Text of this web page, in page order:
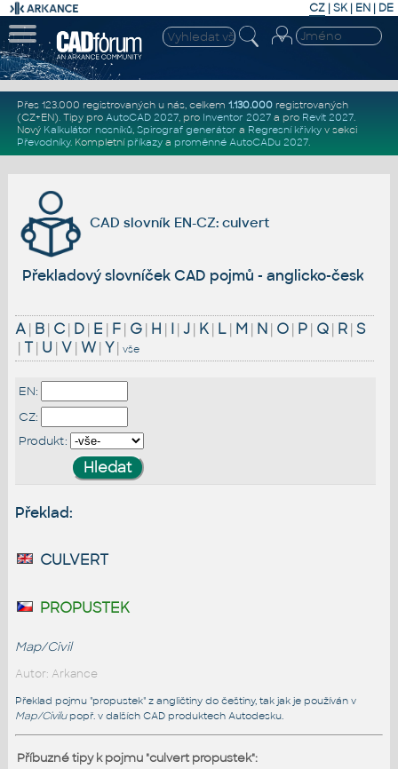
CZ | SK| EN | DE
Přes 123.000 registrovaných u nás, celkem 1.130.000registrovaných
(CZ+EN). Tipy pro AutoCAD 2027, pro Inventor 2027a pro Revit 2027.
Nový Kalkulátor nosníků, Spirograf generátor a Regresní křivkyv sekci
Převodníky. Kompletní příkazya proměnné AutoCADu 2027.
CAD slovník EN-CZ: culvert
Překladový slovníček CAD pojmů - anglicko-český
A| B| C| D| E | F| G| H | I| J| K| L| M| N| O| P| Q| R| S
| T| U | V| W| Y| vše
EN:
CZ:
Produkt:
Překlad:
culvert
propustek
Map/Civil
Autor: Arkance
Překlad pojmu "propustek" z angličtiny do češtiny, tak jak je používán v
Map/Civilupopř. v dalších CAD produktech Autodesku.
Příbuzné tipy k pojmu "culvert propustek":